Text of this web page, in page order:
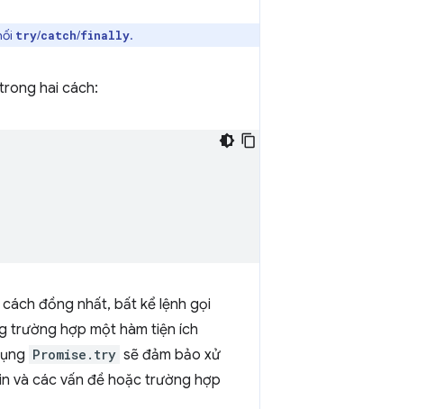
try/catch/finally.
hai cách:
đồng nhất, bất kể lệnh gọi
trường hợp một hàm tiện ích
Promise.try sẽ đảm bảo xử
và các vấn đề hoặc trường hợp